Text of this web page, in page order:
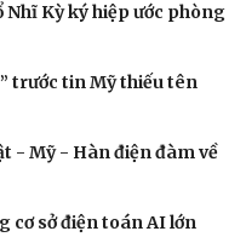
Nhĩ Kỳ ký hiệp ước phòng
trước tin Mỹ thiếu tên
- Mỹ - Hàn điện đàm về
cơ sở điện toán AI lớn